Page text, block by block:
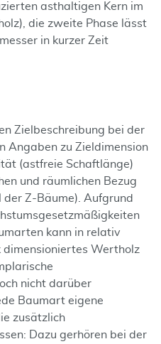
asthaltigen Kern im
die zweite Phase lässt
in kurzer Zeit
Zielbeschreibung bei der
Angaben zu Zieldimension
(astfreie Schaftlänge)
und räumlichen Bezug
Z-Bäume). Aufgrund
kann in relativ
dimensioniertes Wertholz
nicht darüber
Baumart eigene
zusätzlich
Dazu gerhören bei der